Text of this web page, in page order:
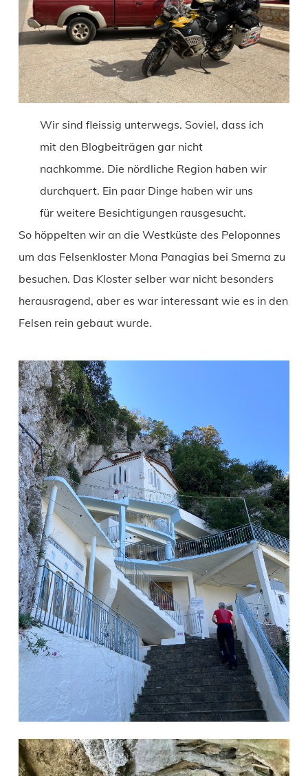
Wir sind fleissig unterwegs. Soviel, dass ich
mit den Blogbeiträgen gar nicht
nachkomme. Die nördliche Region haben wir
durchquert. Ein paar Dinge haben wir uns
für weitere Besichtigungen rausgesucht.
So höppelten wir an die Westküste des Peloponnes
um das Felsenkloster Mona Panagias bei Smerna zu
besuchen. Das Kloster selber war nicht besonders
herausragend, aber es war interessant wie es in den
Felsen rein gebaut wurde.